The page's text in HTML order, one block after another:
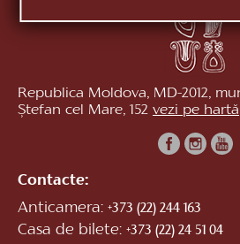
Republica Moldova, MD-2012,
Ștefan cel Mare, 152 vezi pe hartă
Contacte:
Anticamera: +373 (22) 244 163
Casa de bilete: +373 (22) 24 51 04